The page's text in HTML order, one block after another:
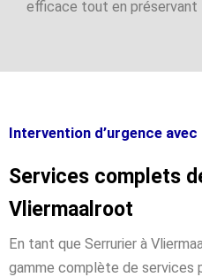
efficace tout en
Intervention d’urgence
Services complets
Vliermaalroot
En tant que Serrurier à
gamme complète de services